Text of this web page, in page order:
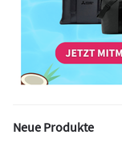
Neue Produkte